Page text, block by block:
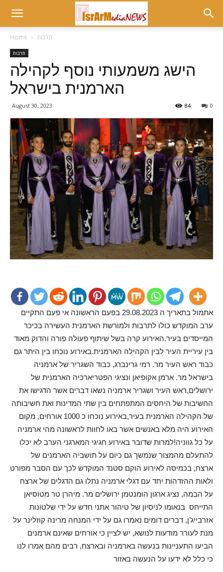
Home תרבות
תרבות
הישג משמעותי נוסף לקהילה
הארמנית בישראל
August 30, 2023 0
84
אתמול בתאריך ה 29.08.2023 בפעם הראשונה אי פעם התקיים
ערב המוקדש כולו לתרבות ולמורשת הארמנית העשירה בכיכר
המייסדים בעיר.האירוע קרה בשל שיתוף פעולה פורה והדוק מאוד
בין עיריית העיר לבין הקהילה הארמנית.באירוע נוכחו בין היתר גם
כבוד ראש העיר מר. רמי גרינברג, כבוד השגריר של ארמניה
בישראל מר. ארמן אקופיאן ונציגי הפטריארכיה הארמנית של
ירושלים,ראש העיר ושגריר ארמניה נשאו דברים אשר הדגישו את
החשיבות של היחסים המתפתחים בין שתי המדינות ואת חשיבותה
של הקהילה הארמנית בעיר,באירוע נוכחו כ 1000 אורחים, מקום
האירוע היה מלא באנשים אשר באו לחוות לראשונה מהי ארמניה
על כל גווניה!למרות שדובר באירוע חגיגי המארגני הערב לא יכלו
להתעלם מהמצור שנמשך גם כיום על תושביה הארמנים של
ארצח, בכמיסה לאירוע הוקם סטנד המוקדש לכך עם הסבר מפורט
ולאות ההזדהות יחד עם דגלי ארמניה נתלו גם הדגלים של ארצח
על הבמה, נציג ארגון הומנטמן ירושלים מר. מיהרן טר מטוסיאן
התייחס בנאומו לניסיון של טיהור אתני חדש על ידי שלטונות
אזרבייג’ן, דברים דומים נאמרו גם על ידי המנחה מרינה קוזלינר על
מנת לעורר מודעות לנושא, יש לציין כי אורחים שאינם ארמנים
הביעו התעניינות בנעשה בארמניה ובארצח, רבים מהם אמרו לנו
כי כלל לא ידעו על הנעשה באזור